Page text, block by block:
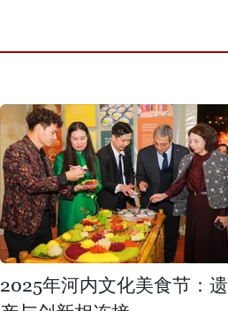
2025年河内文化美食节：遗